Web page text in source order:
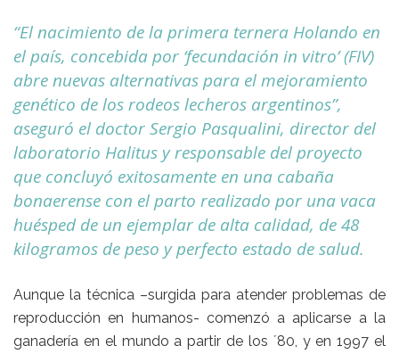
“El nacimiento de la primera ternera Holando en
el país, concebida por ‘fecundación in vitro’ (FIV)
abre nuevas alternativas para el mejoramiento
genético de los rodeos lecheros argentinos”,
aseguró el doctor Sergio Pasqualini, director del
laboratorio Halitus y responsable del proyecto
que concluyó exitosamente en una cabaña
bonaerense con el parto realizado por una vaca
huésped de un ejemplar de alta calidad, de 48
kilogramos de peso y perfecto estado de salud.
Aunque la técnica –surgida para atender problemas de
reproducción en humanos- comenzó a aplicarse a la
ganadería en el mundo a partir de los ´80, y en 1997 el